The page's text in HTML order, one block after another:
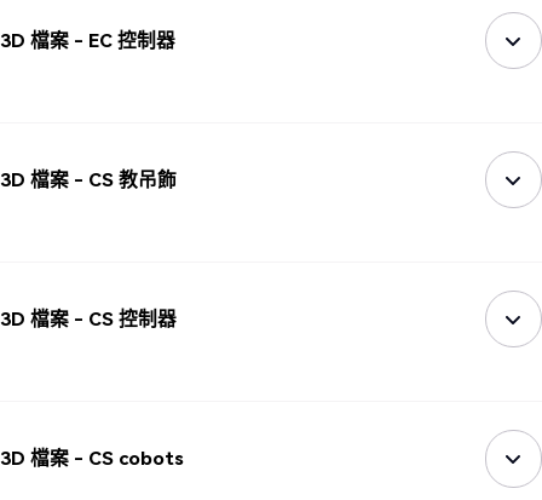
3D 檔案 - EC 控制器
3D 檔案 - CS 教吊飾
3D 檔案 - CS 控制器
3D 檔案 - CS cobots